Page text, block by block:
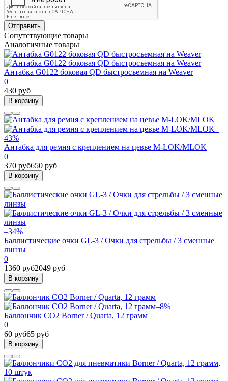
Отправить
Сопутствующие товары
Аналогичные товары
Антабка G0122 боковая QD быстросъемная на Weaver
0
430 руб
В корзину
–
43%
Антабка для ремня с креплением на цевье M-LOK/MLOK
0
370 руб650 руб
В корзину
–34%
Баллистические очки GL-3 / Очки для стрельбы / 3 сменные
линзы
0
1360 руб2049 руб
В корзину
–8%
Баллончик CO2 Borner / Quarta, 12 грамм
0
60 руб65 руб
В корзину